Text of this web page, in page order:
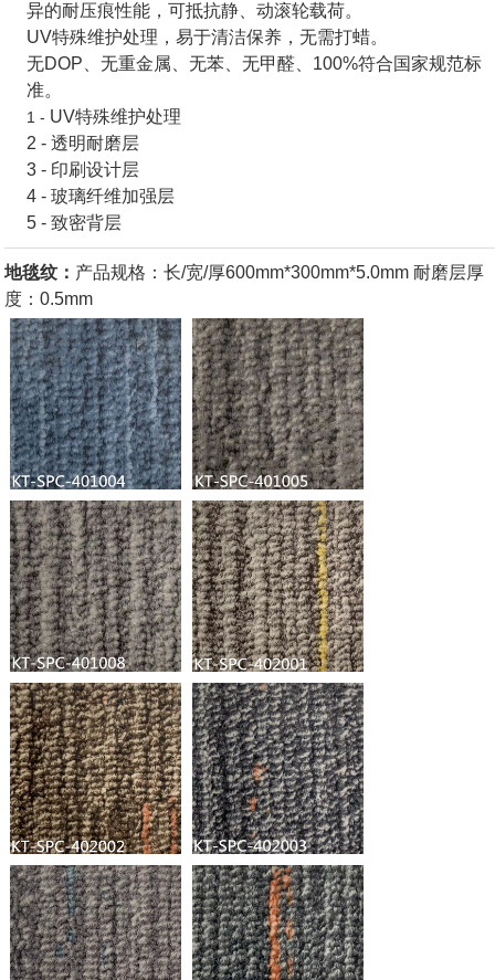
异的耐压痕性能，可抵抗静、动滚轮载荷。
UV特殊维护处理，易于清洁保养，无需打蜡。
无DOP、无重金属、无苯、无甲醛、100%符合国家规范标
准。
1 - UV特殊维护处理
2 - 透明耐磨层
3 - 印刷设计层
4 - 玻璃纤维加强层
5 - 致密背层
地毯纹： 产品规格：长/宽/厚600mm*300mm*5.0mm 耐磨层厚
度：0.5mm